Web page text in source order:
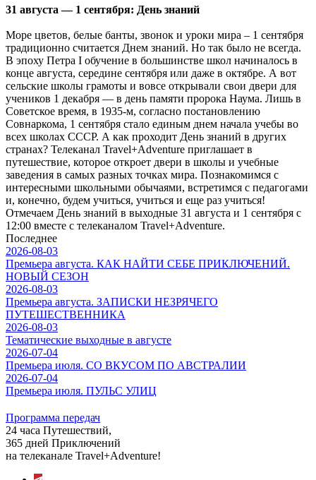
31 августа — 1 сентября: День знаний
Море цветов, белые банты, звонок и уроки мира – 1 сентября
традиционно считается Днем знаний. Но так было не всегда.
В эпоху Петра I обучение в большинстве школ начиналось в
конце августа, середине сентября или даже в октябре. А вот
сельские школы грамоты и вовсе открывали свои двери для
учеников 1 декабря — в день памяти пророка Наума. Лишь в
Советское время, в 1935-м, согласно постановлению
Совнаркома, 1 сентября стало единым днем начала учебы во
всех школах СССР. А как проходит День знаний в других
странах? Телеканал Travel+Adventure приглашает в
путешествие, которое откроет двери в школы и учебные
заведения в самых разных точках мира. Познакомимся с
интересными школьными обычаями, встретимся с педагогами
и, конечно, будем учиться, учиться и еще раз учиться!
Отмечаем День знаний в выходные 31 августа и 1 сентября с
12:00 вместе с телеканалом Travel+Adventure.
Последнее
2026-08-03
Премьера августа. КАК НАЙТИ СЕБЕ ПРИКЛЮЧЕНИЙ.
НОВЫЙ СЕЗОН
2026-08-03
Премьера августа. ЗАПИСКИ НЕЗРЯЧЕГО
ПУТЕШЕСТВЕННИКА
2026-08-03
Тематические выходные в августе
2026-07-04
Премьера июля. СО ВКУСОМ ПО АВСТРАЛИИ
2026-07-04
Премьера июля. ПУЛЬС УЛИЦ
Программа передач
24 часа Путешествий,
365 дней Приключений
на телеканале Travel+Adventure!